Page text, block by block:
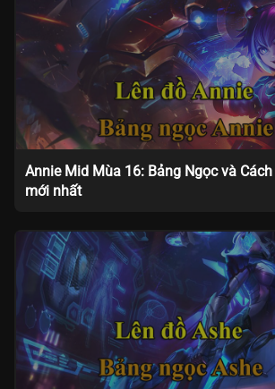
Annie Mid Mùa 16: Bảng Ngọc và
mới nhất